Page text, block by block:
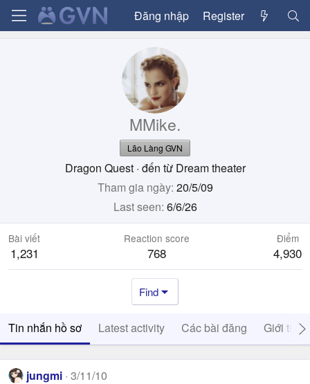
Đăng nhập Register
MMike.
Lão Làng GVN
Dragon Quest · đến từ Dream theater
Tham gia ngày 20/5/09
Last seen 6/6/26
Bài viết
1,231
Reaction score
768
Điểm
4,930
Find
Tin nhắn hồ sơ Latest activity Các bài đăng Giới thiệu
jungmi 3/11/10